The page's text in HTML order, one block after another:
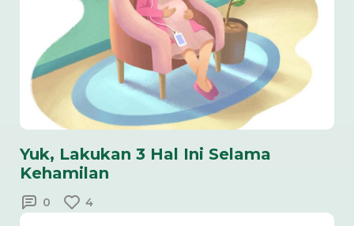
Yuk, Lakukan 3 Hal Ini Selama
Kehamilan
0 4